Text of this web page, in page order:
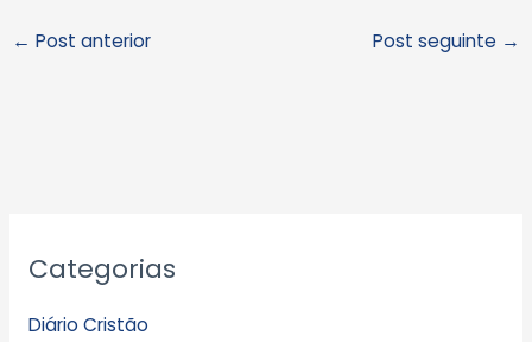
← Post anterior Post seguinte →
Categorias
Diário Cristão
r